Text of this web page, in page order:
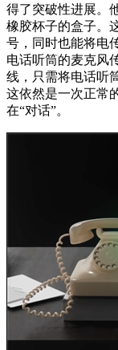
得了突破性进展。
橡胶杯子的盒子。
号，同时也能将电
电话听筒的麦克风
线，只需将电话听
这依然是一次正常
在“对话”。